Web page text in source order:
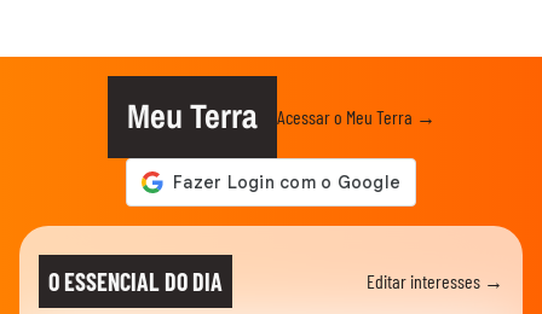
Meu Terra Acessar o Meu Terra →
O ESSENCIAL DO DIA Editar interesses →